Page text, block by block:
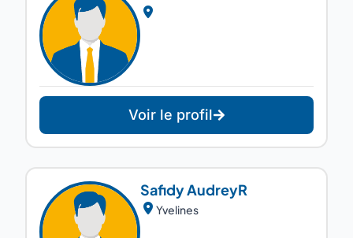
Voir le profil
Safidy AudreyR
Yvelines